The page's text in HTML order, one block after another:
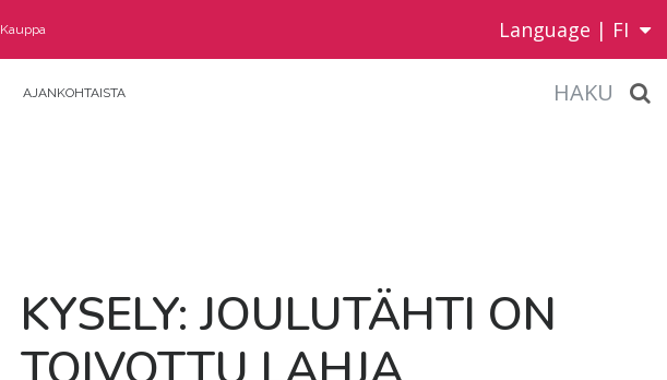
Kauppa Language | FI
AJANKOHTAISTA HAKU
KY­SE­LY: JOU­LU­TÄH­TI ON